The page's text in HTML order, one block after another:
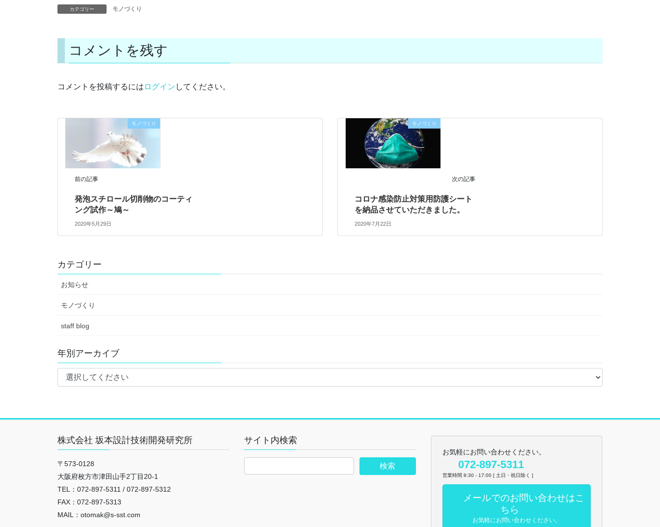
カテゴリー モノづくり
コメントを残す
コメントを投稿するには ログイン してください。
モノづくり
前の記事
発泡スチロール切削物のコーティ
ング試作～鳩～
2020年5月29日
モノづくり
次の記事
コロナ感染防止対策用防護シート
を納品させていただきました。
2020年7月22日
カテゴリー
お知らせ
モノづくり
staff blog
年別アーカイブ
株式会社 坂本設計技術開発研究所
〒573-0128
大阪府枚方市津田山手2丁目20-1
TEL：072-897-5311 / 072-897-5312
FAX：072-897-5313
MAIL：otomak@s-sst.com
サイト内検索
お気軽にお問い合わせください。
072-897-5311
営業時間 8:30 - 17:00 [ 土日・祝日除く ]
メールでのお問い合わせはこ
ちら
お気軽にお問い合わせください。